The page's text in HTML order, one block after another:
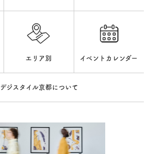
エリア別 イベントカレンダー
デジスタイル京都について